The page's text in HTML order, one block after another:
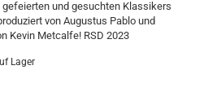
und gesuchten Klassikers
von Augustus Pablo und
Kevin Metcalfe! RSD 2023
Lager